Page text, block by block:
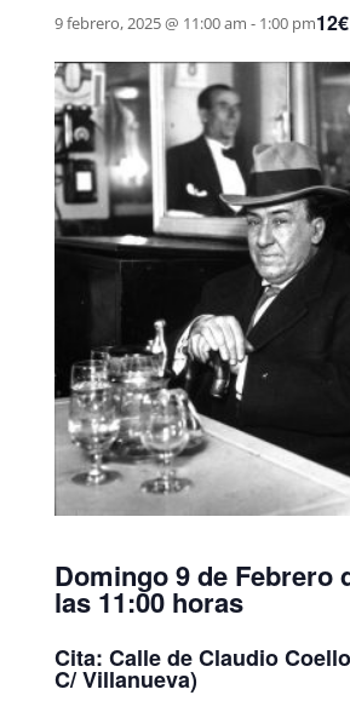
9 febrero, 2025 @ 11:00 am - 1:00 pm12€
Domingo 9 de Febrero
las 11:00 horas
Cita: Calle de Claudio
C/ Villanueva)